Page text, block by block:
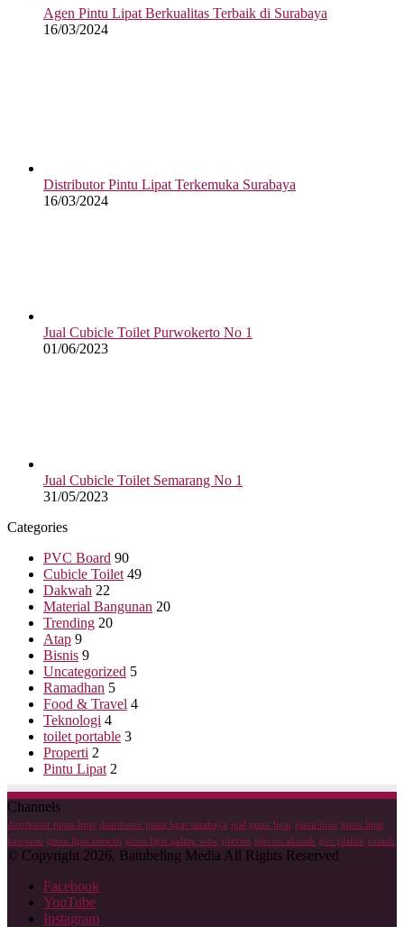
Agen Pintu Lipat Berkualitas Terbaik di Surabaya
16/03/2024
Distributor Pintu Lipat Terkemuka Surabaya
16/03/2024
Jual Cubicle Toilet Purwokerto No 1
01/06/2023
Jual Cubicle Toilet Semarang No 1
31/05/2023
Categories
PVC Board 90
Cubicle Toilet 49
Dakwah 22
Material Bangunan 20
Trending 20
Atap 9
Bisnis 9
Uncategorized 5
Ramadhan 5
Food & Travel 4
Teknologi 4
toilet portable 3
Properti 2
Pintu Lipat 2
Channels
distributor pintu lipat distributor pintu lipat surabaya jual pintu lipat pintu lipat pintu lipat
kenjeran pintu lipat mewah pintu lipat paling waw plavon plavon akustik pvc plafon rumah
© Copyright 2026, Batubeling Media All Rights Reserved
Facebook
YouTube
Instagram